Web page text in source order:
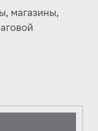
магазины,